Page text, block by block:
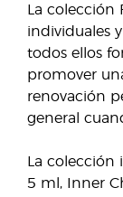
La colección
individuales
todos ellos
promover
renovación
general
La
5 ml, Inner